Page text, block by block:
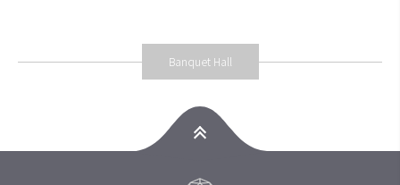
Banquet Hall